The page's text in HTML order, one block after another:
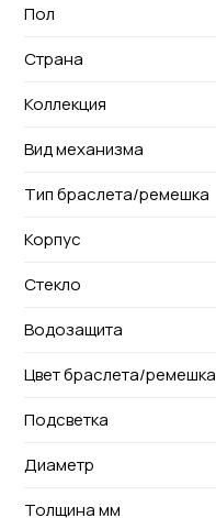
Пол
Страна
Коллекция
Вид механизма
Тип браслета/ремешка
Корпус
Стекло
Водозащита
Цвет браслета/ремешка
Подсветка
Диаметр
Толщина мм